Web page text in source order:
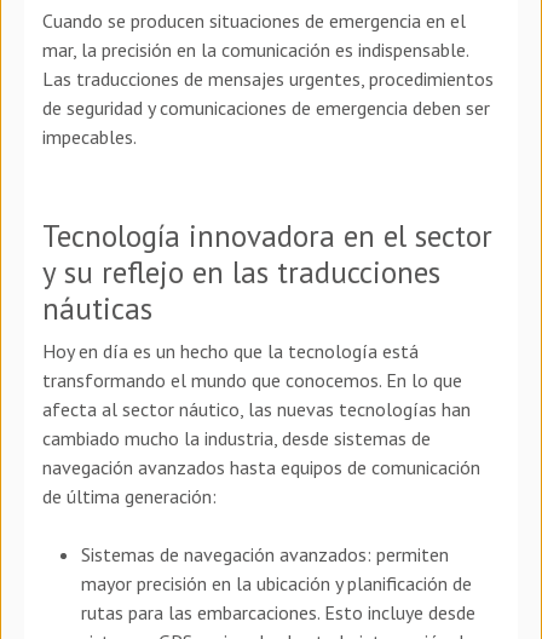
Cuando se producen situaciones de emergencia en el
mar, la precisión en la comunicación es indispensable.
Las traducciones de mensajes urgentes, procedimientos
de seguridad y comunicaciones de emergencia deben ser
impecables.
Tecnología innovadora en el sector
y su reflejo en las traducciones
náuticas
Hoy en día es un hecho que la tecnología está
transformando el mundo que conocemos. En lo que
afecta al sector náutico, las nuevas tecnologías han
cambiado mucho la industria, desde sistemas de
navegación avanzados hasta equipos de comunicación
de última generación:
Sistemas de navegación avanzados: permiten
mayor precisión en la ubicación y planificación de
rutas para las embarcaciones. Esto incluye desde